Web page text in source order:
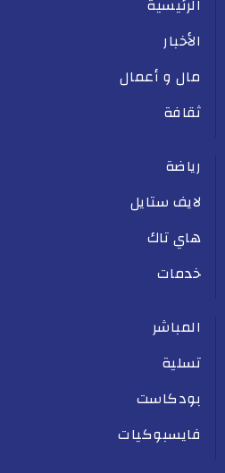
الرئيسية
الأخبار
مال و أعمال
ثقافة
رياضة
لايف ستايل
هاي تاك
خدمات
المباشر
تسلية
بودكاست
فايسبوكيات